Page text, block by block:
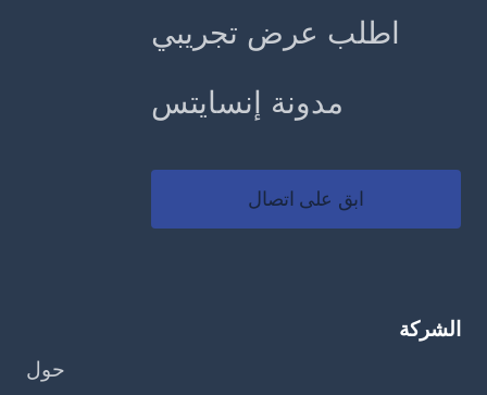
اطلب عرض تجريبي
مدونة إنسايتس
ابق على اتصال
الشركة
حول